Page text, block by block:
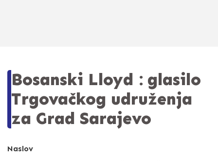
Bosanski Lloyd : glasilo
Trgovačkog udruženja
za Grad Sarajevo
Naslov